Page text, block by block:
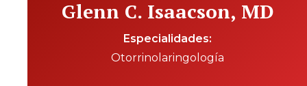
Glenn C. Isaacson, MD
Especialidades
Otorrinolaringología